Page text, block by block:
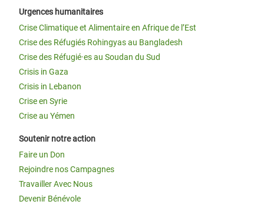
Urgences humanitaires
Crise Climatique et Alimentaire en Afrique de l’Est
Crise des Réfugiés Rohingyas au Bangladesh
Crise des Réfugié·es au Soudan du Sud
Crisis in Gaza
Crisis in Lebanon
Crise en Syrie
Crise au Yémen
Soutenir notre action
Faire un Don
Rejoindre nos Campagnes
Travailler Avec Nous
Devenir Bénévole